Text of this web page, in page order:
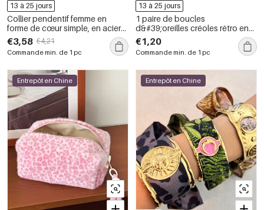
13 à 25 jours
Collier pendentif femme en
forme de cœur simple, en acier
inoxydable étanche, couleur or
(1 pièce)
€3,58 €4,21
Commande min. de 1 pc
13 à 25 jours
1 paire de boucles
d&#39;oreilles créoles rétro en
fer à motif léopard
€1,20
Commande min. de 1 pc
Entrepôt en Chine Entrepôt en Chine